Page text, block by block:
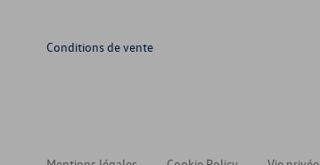
Conditions de vente